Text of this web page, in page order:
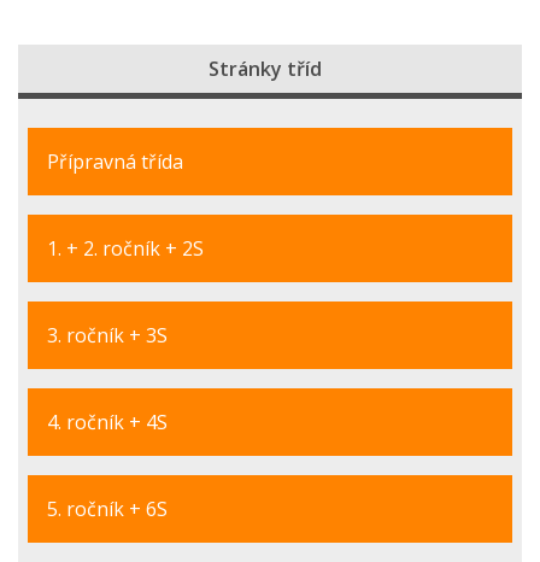
Stránky tříd
Přípravná třída
1. + 2. ročník + 2S
3. ročník + 3S
4. ročník + 4S
5. ročník + 6S